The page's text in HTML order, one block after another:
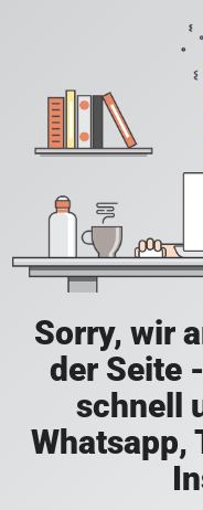
Sorry, wir
der Seite
schnell
Whatsapp,